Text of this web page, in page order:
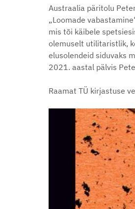
Austraalia päritolu
„Loomade
mis tõi käibele
olemuselt utilitaristlik,
elusolendeid siduvaks
2021. aastal pälvis
Raamat TÜ kirjastuse